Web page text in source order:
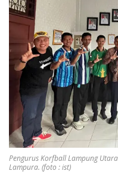
Pengurus Korfball Lampung
Lampura. (foto : ist)